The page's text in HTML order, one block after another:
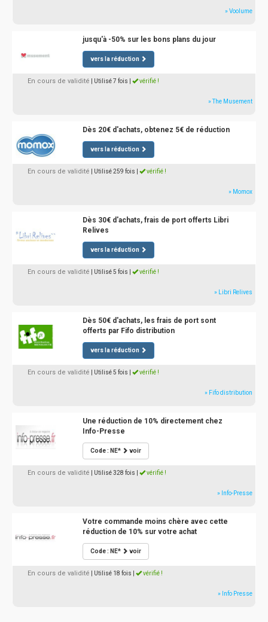
» Voolume
jusqu'à -50% sur les bons plans du jour
vers la réduction
En cours de validité | Utilisé 7 fois vérifié !
» The Musement
Dès 20€ d'achats, obtenez 5€ de réduction
vers la réduction
En cours de validité | Utilisé 259 fois vérifié !
» Momox
Dès 30€ d'achats, frais de port offerts Libri
Relives
vers la réduction
En cours de validité | Utilisé 5 fois vérifié !
» Libri Relives
Dès 50€ d'achats, les frais de port sont
offerts par Fifo distribution
vers la réduction
En cours de validité | Utilisé 5 fois vérifié !
» Fifo distribution
Une réduction de 10% directement chez
Info-Presse
Code : NE* voir
En cours de validité | Utilisé 328 fois vérifié !
» Info-Presse
Votre commande moins chère avec cette
réduction de 10% sur votre achat
Code : NE* voir
En cours de validité | Utilisé 18 fois vérifié !
» Info Presse